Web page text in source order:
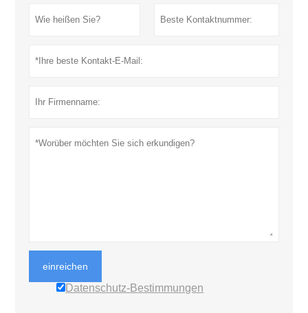
einreichen
Datenschutz-Bestimmungen